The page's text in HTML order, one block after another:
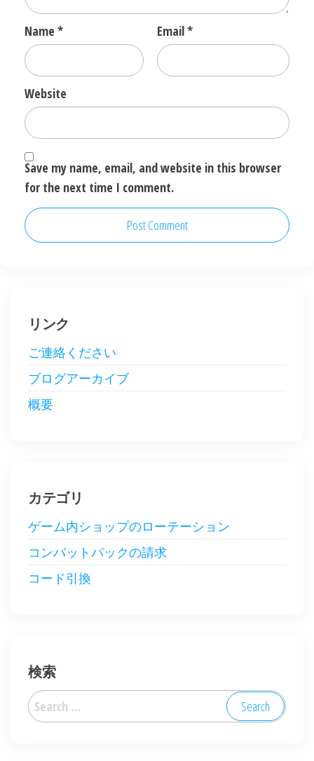
Name * Email*
Website
Save my name, email, and website in this browser
for the next time I comment.
リンク
ご連絡ください
ブログアーカイブ
概要
カテゴリ
ゲーム内ショップのローテーション
コンバットパックの請求
コード引換
検索
Search
for: